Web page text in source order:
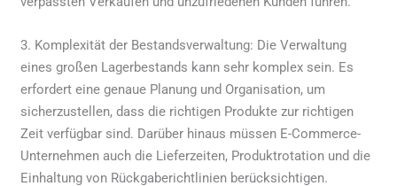
3. Komplexität der Bestandsverwaltung: Die Verwaltung
eines großen Lagerbestands kann sehr komplex sein. Es
erfordert eine genaue Planung und Organisation, um
sicherzustellen, dass die richtigen Produkte zur richtigen
Zeit verfügbar sind. Darüber hinaus müssen E-Commerce-
Unternehmen auch die Lieferzeiten, Produktrotation und die
Einhaltung von Rückgaberichtlinien berücksichtigen.